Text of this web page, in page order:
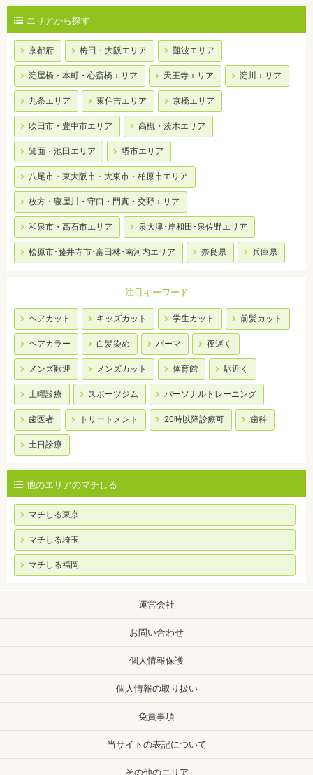
エリアから探す
京都府 梅田・大阪エリア 難波エリア
淀屋橋・本町・心斎橋エリア 天王寺エリア 淀川エリア
九条エリア 東住吉エリア 京橋エリア
吹田市・豊中市エリア 高槻・茨木エリア
箕面・池田エリア 堺市エリア
八尾市・東大阪市・大東市・柏原市エリア
枚方・寝屋川・守口・門真・交野エリア
和泉市・高石市エリア 泉大津･岸和田･泉佐野エリア
松原市･藤井寺市･富田林･南河内エリア 奈良県 兵庫県
注目キーワード
ヘアカット キッズカット 学生カット 前髪カット
ヘアカラー 白髪染め パーマ 夜遅く
メンズ歓迎 メンズカット 体育館 駅近く
土曜診療 スポーツジム パーソナルトレーニング
歯医者 トリートメント 20時以降診療可 歯科
土日診療
他のエリアのマチしる
マチしる東京
マチしる埼玉
マチしる福岡
運営会社
お問い合わせ
個人情報保護
個人情報の取り扱い
免責事項
当サイトの表記について
その他のエリア